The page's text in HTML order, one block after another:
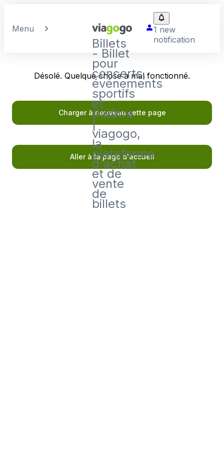
Menu
Billets
- Billet
pour
concerts,
événements
sportifs
et
théâtre
|
viagogo,
la
plateforme
d'achat
et de
vente
de
billets
1 new
notification
Désolé. Quelque chose a mal fonctionné.
Charger à nouveau cette page
Aller à la page d'accueil